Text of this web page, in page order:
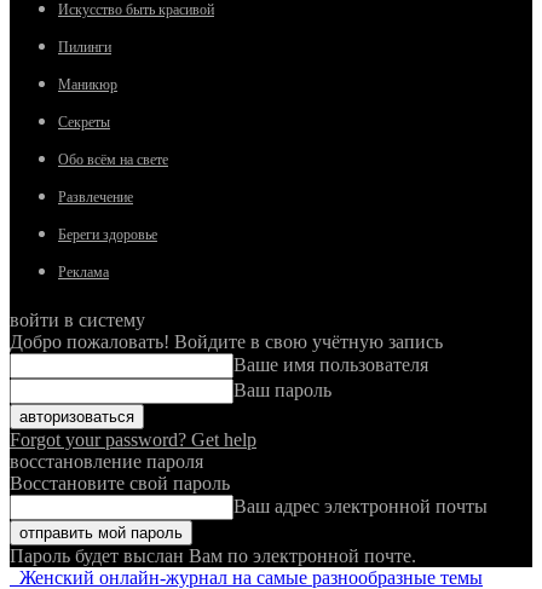
Искусство быть красивой
Пилинги
Маникюр
Секреты
Обо всём на свете
Развлечение
Береги здоровье
Реклама
войти в систему
Добро пожаловать! Войдите в свою учётную запись
Ваше имя пользователя
Ваш пароль
Forgot your password? Get help
восстановление пароля
Восстановите свой пароль
Ваш адрес электронной почты
Пароль будет выслан Вам по электронной почте.
Женский онлайн-журнал на самые разнообразные темы